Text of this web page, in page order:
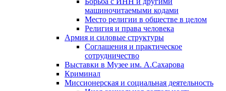
машиночитаемыми кодами
Место религии в обществе в целом
Религия и права человека
Армия и силовые структуры
Соглашения и практическое
сотрудничество
Выставки в Музее им. А.Сахарова
Криминал
Миссионерская и социальная деятельность